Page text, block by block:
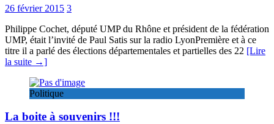
26 février 2015 3
Philippe Cochet, député UMP du Rhône et président de la fédération
UMP, était l’invité de Paul Satis sur la radio LyonPremière et à ce
titre il a parlé des élections départementales et partielles des 22 [Lire
la suite →]
Politique
La boite à souvenirs !!!